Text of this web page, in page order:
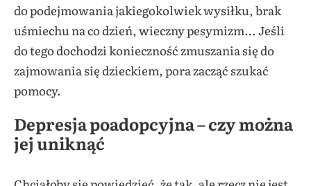
do podejmowania jakiegokolwiek wysiłku, brak
uśmiechu na co dzień, wieczny pesymizm… Jeśli
do tego dochodzi konieczność zmuszania się do
zajmowania się dzieckiem, pora zacząć szukać
pomocy.
Depresja poadopcyjna – czy można
jej uniknąć